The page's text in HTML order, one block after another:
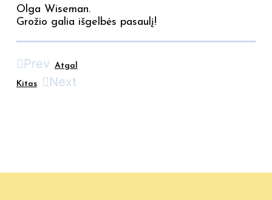
Olga Wiseman.
Grožio galia išgelbės pasaulį!
Prev Atgal
Kitas
Next